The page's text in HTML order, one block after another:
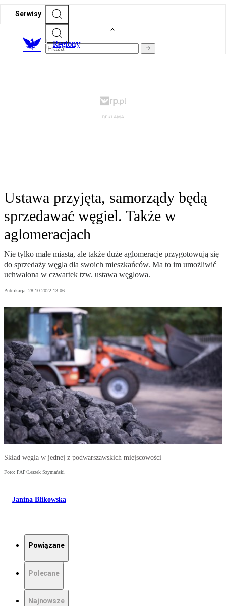
Serwisy
Regiony
Ustawa przyjęta, samorządy będą
sprzedawać węgiel. Także w
aglomeracjach
Nie tylko małe miasta, ale także duże aglomeracje przygotowują się
do sprzedaży węgla dla swoich mieszkańców. Ma to im umożliwić
uchwalona w czwartek tzw. ustawa węglowa.
Publikacja: 28.10.2022 13:06
Skład węgla w jednej z podwarszawskich miejscowości
Foto: PAP/Leszek Szymański
Janina Blikowska
Powiązane
Polecane
Najnowsze